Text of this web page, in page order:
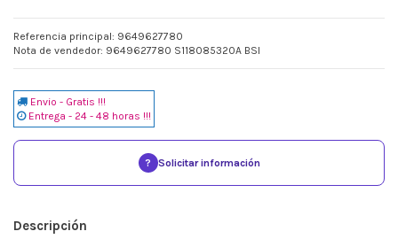
Referencia principal: 9649627780
Nota de vendedor: 9649627780 S118085320A BSI
Envio - Gratis !!!
Entrega - 24 - 48 horas !!!
? Solicitar información
Descripción